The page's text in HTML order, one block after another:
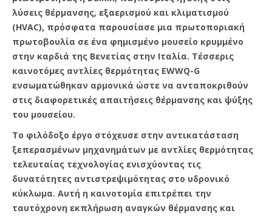
λύσεις θέρμανσης, εξαερισμού και κλιματισμού
(HVAC), πρόσφατα παρουσίασε μια πρωτοποριακή
πρωτοβουλία σε ένα φημισμένο μουσείο κρυμμένο
στην καρδιά της Βενετίας στην Ιταλία. Τέσσερις
καινοτόμες αντλίες θερμότητας EWWQ-G
ενσωματώθηκαν αρμονικά ώστε να ανταποκριθούν
στις διαφορετικές απαιτήσεις θέρμανσης και ψύξης
του μουσείου.
Το φιλόδοξο έργο στόχευσε στην αντικατάσταση
ξεπερασμένων μηχανημάτων με αντλίες θερμότητας
τελευταίας τεχνολογίας ενισχύοντας τις
δυνατότητες αντιστρεψιμότητας στο υδρονικό
κύκλωμα. Αυτή η καινοτομία επιτρέπει την
ταυτόχρονη εκπλήρωση αναγκών θέρμανσης και